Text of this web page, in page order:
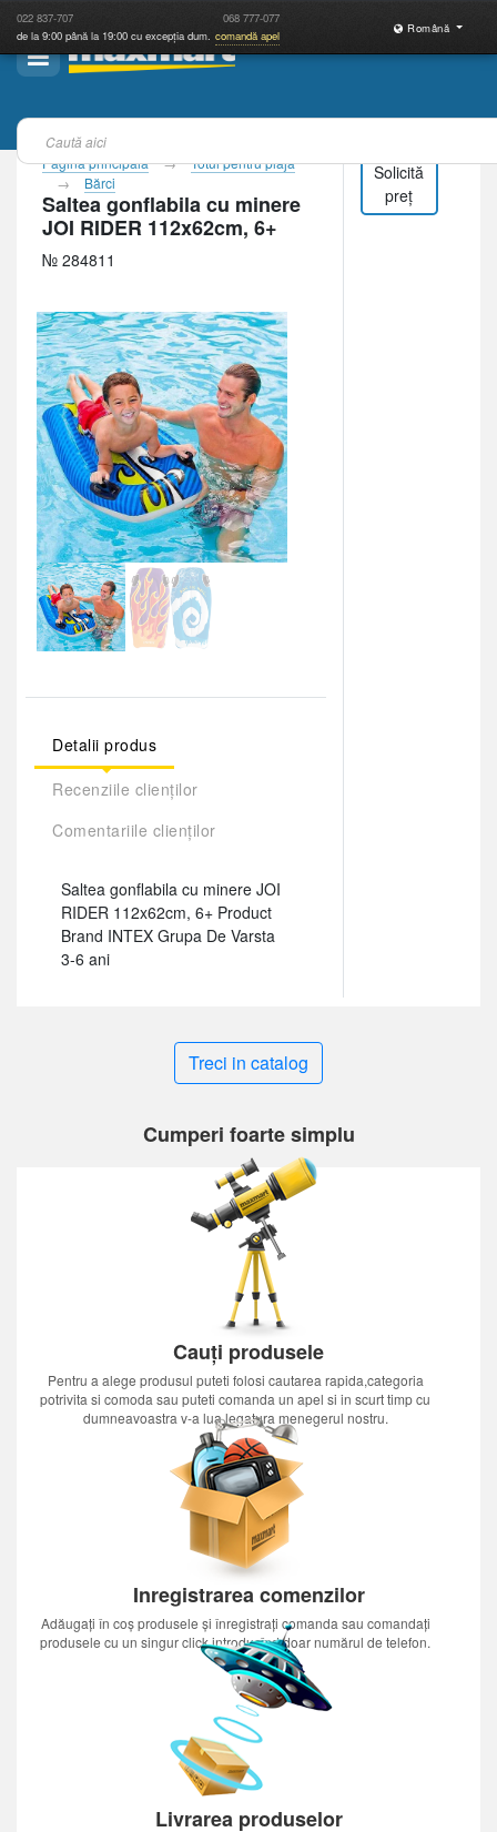
022 837-707 068 777-077
de la 9:00 până la 19:00 cu excepția dum. comandă apel
Română
Pagina principală
Totul pentru plajă
Bărci
Saltea gonflabila cu minere
JOI RIDER 112x62cm, 6+
№ 284811
Detalii produs
Recenziile clienților
Comentariile clienților
Saltea gonflabila cu minere JOI
RIDER 112x62cm, 6+ Product
Brand INTEX Grupa De Varsta
3-6 ani
Solicită
preț
Treci in catalog
Cumperi foarte simplu
Cauți produsele
Pentru a alege produsul puteti folosi cautarea rapida,categoria
potrivita si comoda sau puteti comanda un apel si in scurt timp cu
dumneavoastra v-a lua legatura menegerul nostru.
Inregistrarea comenzilor
Adăugați în coș produsele și înregistrați comanda sau comandați
produsele cu un singur click introducînd doar numărul de telefon.
Livrarea produselor